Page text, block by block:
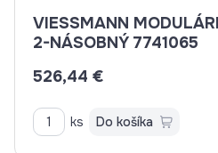
VIESSMANN
2-NÁSOBNÝ 7741065
526,44 €
ks Do košíka